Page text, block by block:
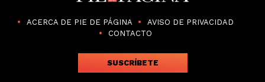
ACERCA DE PIE DE PÁGINA
AVISO DE PRIVACIDAD
CONTACTO
SUSCRÍBETE